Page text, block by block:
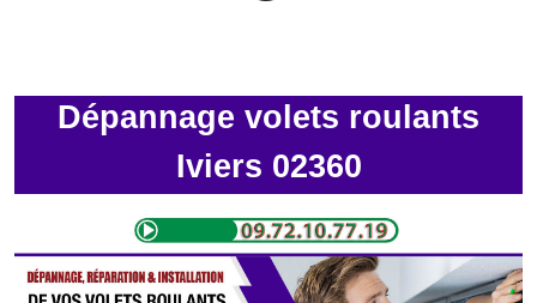
Dépannage volets roulants
Iviers 02360